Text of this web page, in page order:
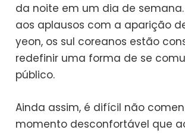
da noite em um dia de semana.
aos aplausos com a aparição
yeon, os sul coreanos estão
redefinir uma forma de se
público.
Ainda assim, é difícil não
momento desconfortável que